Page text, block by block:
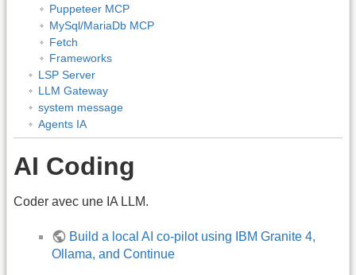
Puppeteer MCP
MySql/MariaDb MCP
Fetch
Frameworks
LSP Server
LLM Gateway
system message
Agents IA
AI Coding
Coder avec une IA LLM.
Build a local AI co-pilot using IBM Granite 4,
Ollama, and Continue